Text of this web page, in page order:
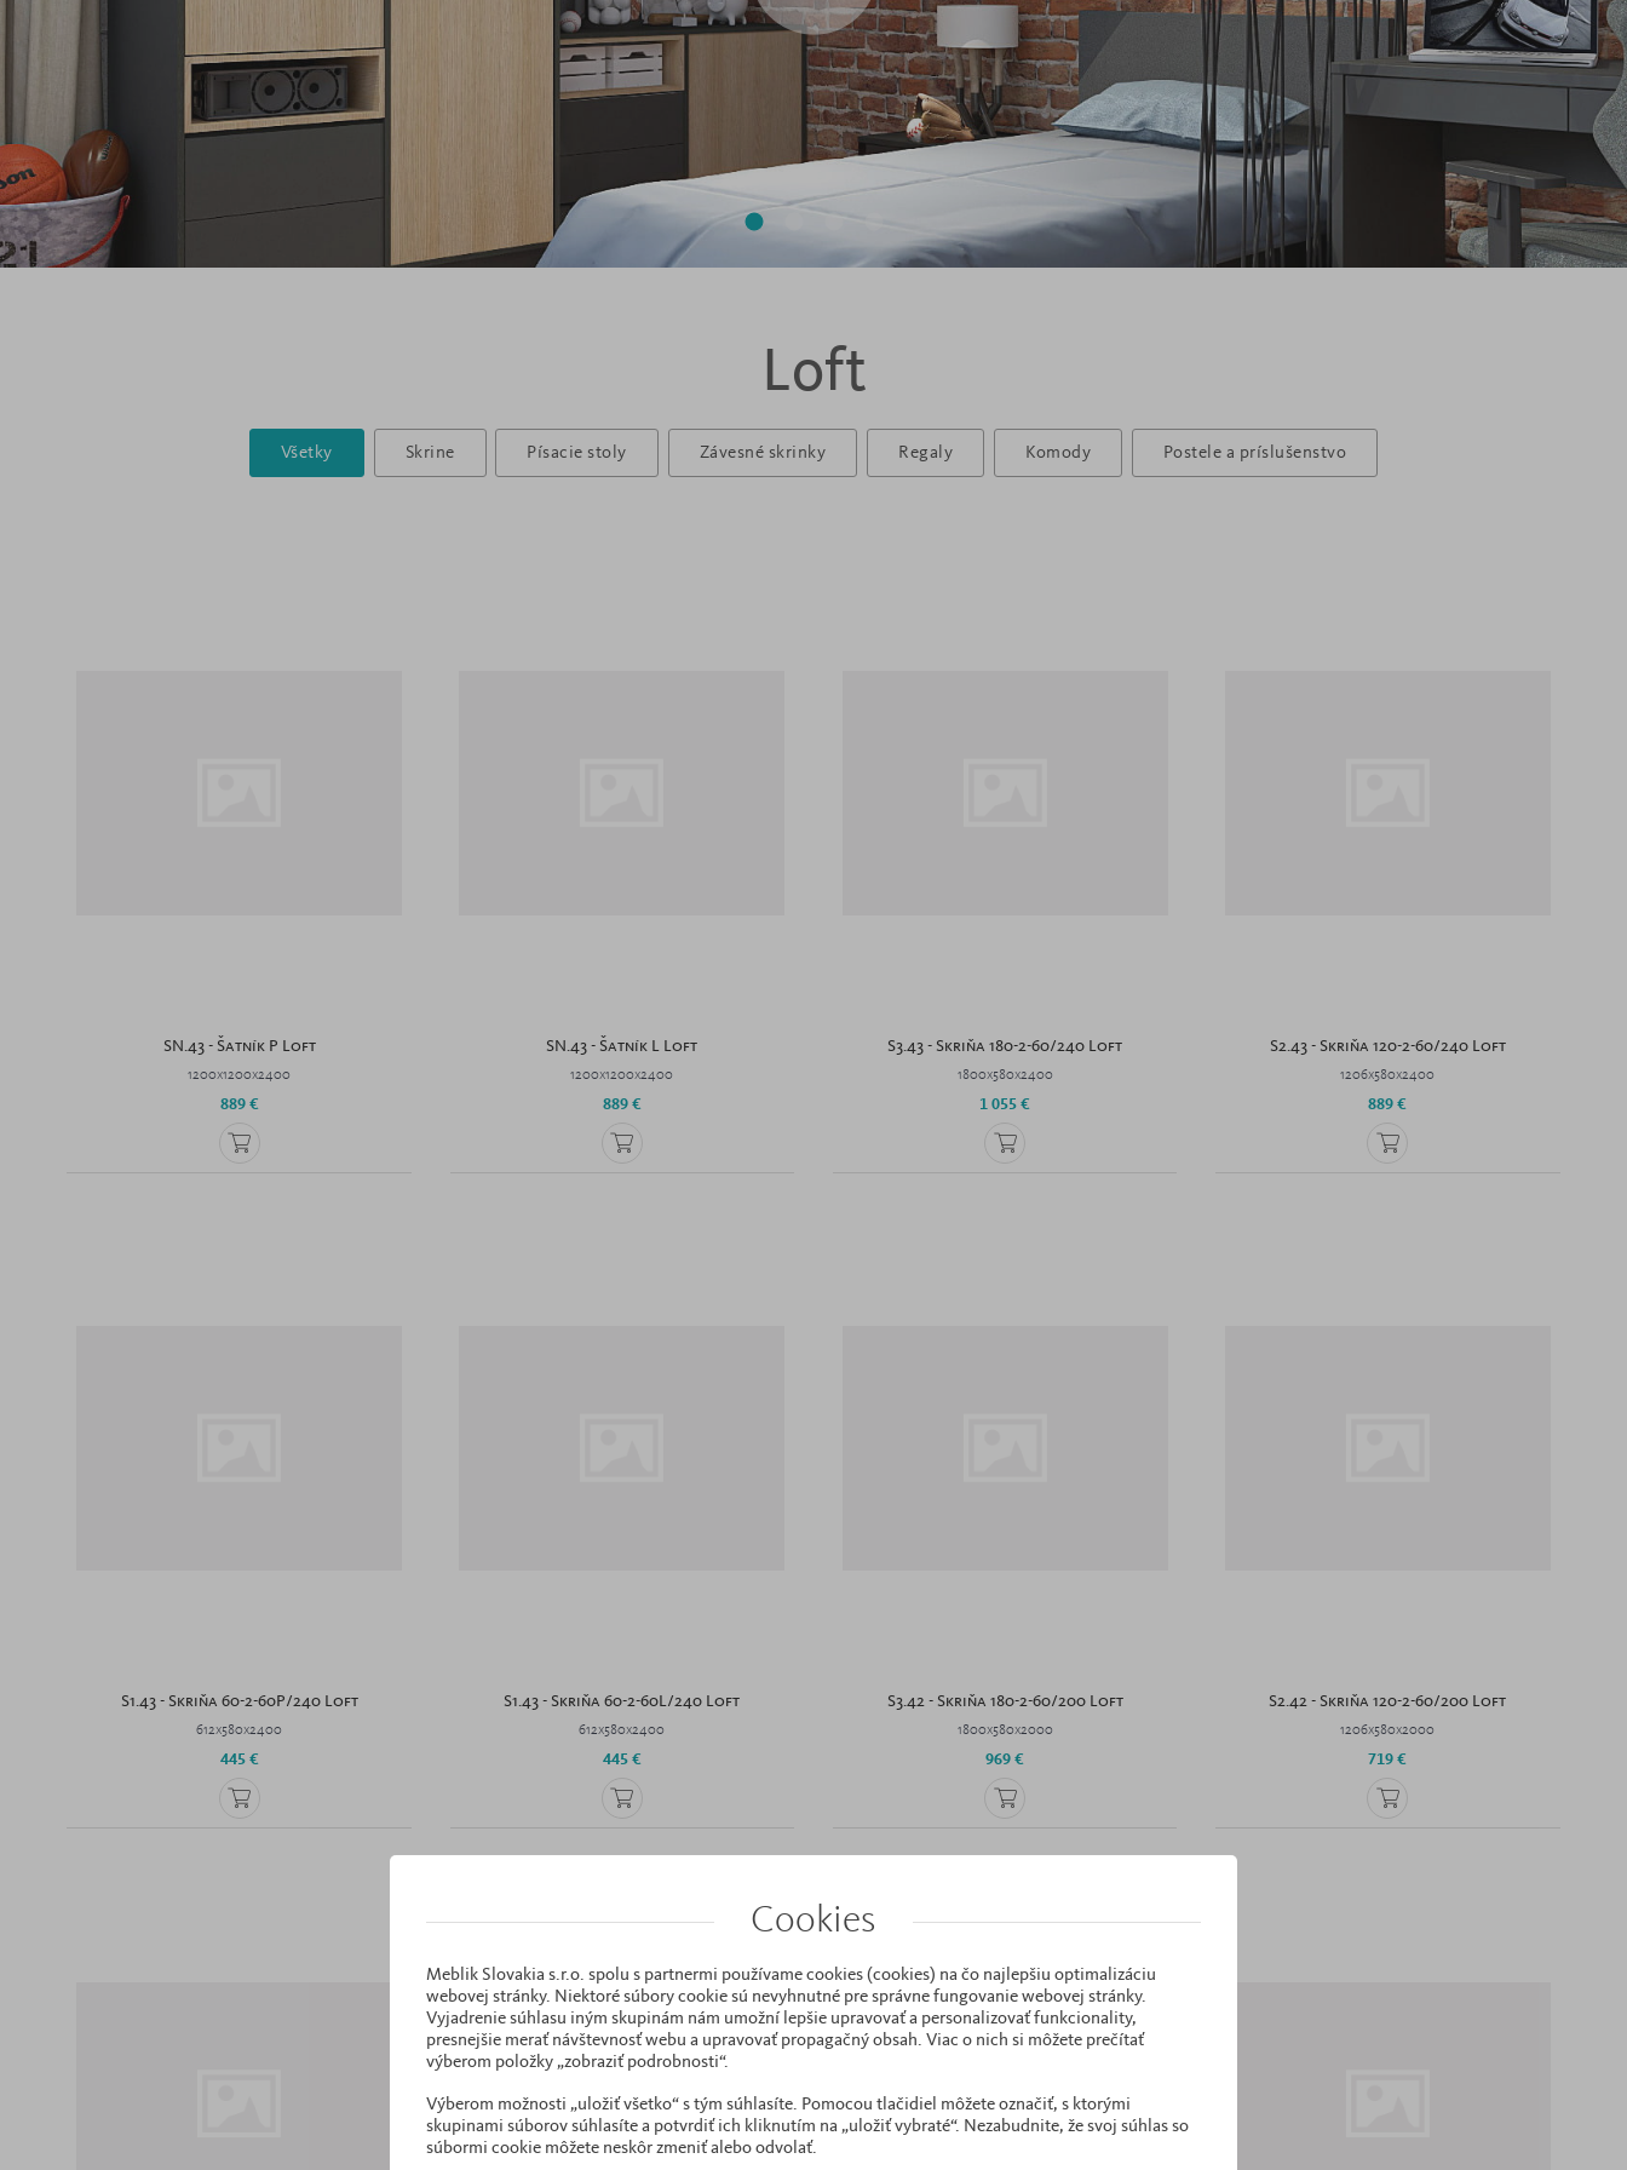
Loft
Všetky Skrine Písacie stoly Závesné skrinky Regaly Komody Postele a príslušenstvo
SN.43 - Šatník P Loft
1200x1200x2400
889 €
SN.43 - Šatník L Loft
1200x1200x2400
889 €
S3.43 - Skriňa 180-2-60/240 Loft
1800x580x2400
1 055 €
S2.43 - Skriňa 120-2-60/240 Loft
1206x580x2400
889 €
S1.43 - Skriňa 60-2-60P/240 Loft
612x580x2400
445 €
S1.43 - Skriňa 60-2-60L/240 Loft
612x580x2400
445 €
S3.42 - Skriňa 180-2-60/200 Loft
1800x580x2000
969 €
S2.42 - Skriňa 120-2-60/200 Loft
1206x580x2000
719 €
Cookies
Meblik Slovakia s.r.o. spolu s partnermi používame cookies (cookies) na čo najlepšiu optimalizáciu
webovej stránky. Niektoré súbory cookie sú nevyhnutné pre správne fungovanie webovej stránky.
Vyjadrenie súhlasu iným skupinám nám umožní lepšie upravovať a personalizovať funkcionality,
presnejšie merať návštevnosť webu a upravovať propagačný obsah. Viac o nich si môžete prečítať
výberom položky „zobraziť podrobnosti“.
Výberom možnosti „uložiť všetko“ s tým súhlasíte. Pomocou tlačidiel môžete označiť, s ktorými
skupinami súborov súhlasíte a potvrdiť ich kliknutím na „uložiť vybraté“. Nezabudnite, že svoj súhlas so
súbormi cookie môžete neskôr zmeniť alebo odvolať.